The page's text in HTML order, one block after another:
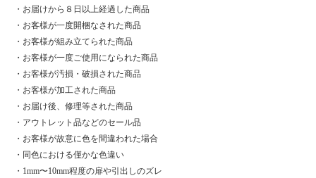
・お届けから８日以上経過した商品
・お客様が一度開梱なされた商品
・お客様が組み立てられた商品
・お客様が一度ご使用になられた商品
・お客様が汚損・破損された商品
・お客様が加工された商品
・お届け後、修理等された商品
・アウトレット品などのセール品
・お客様が故意に色を間違われた場合
・同色における僅かな色違い
・1mm〜10mm程度の扉や引出しのズレ